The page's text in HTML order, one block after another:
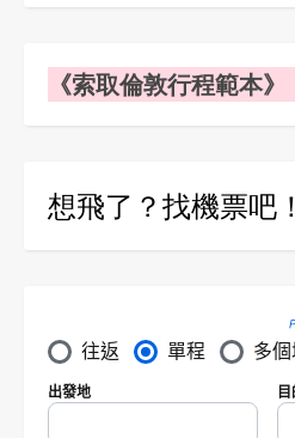
《索取倫敦行程範本》
想飛了？找機票吧！